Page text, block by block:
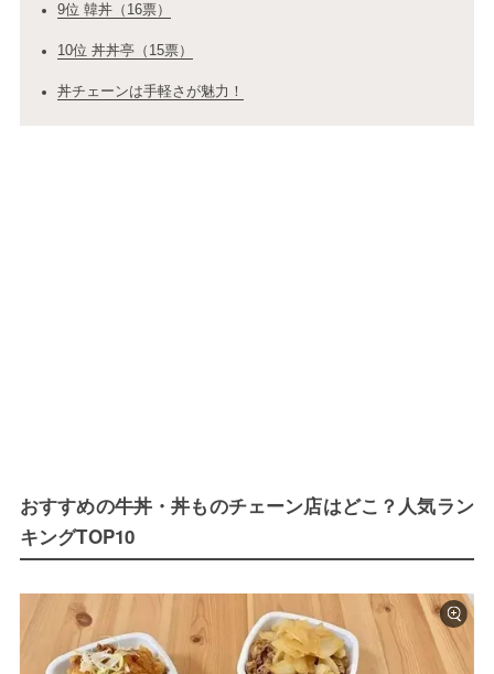
9位 韓丼（16票）
10位 丼丼亭（15票）
丼チェーンは手軽さが魅力！
おすすめの牛丼・丼ものチェーン店はどこ？人気ラン
キングTOP10